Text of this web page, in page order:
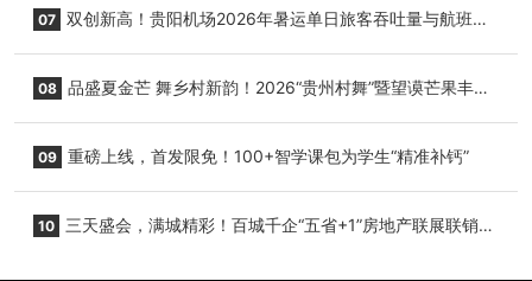
07 双创新高！贵阳机场2026年暑运单日旅客吞吐量与航班起
08 品盛夏金芒 舞乡村新韵！2026“贵州村舞”暨望谟芒果丰收
09 重磅上线，首发限免！100+智学课包为学生“精准补钙”
10 三天盛会，满城精彩！百城千企“五省+1”房地产联展联销活